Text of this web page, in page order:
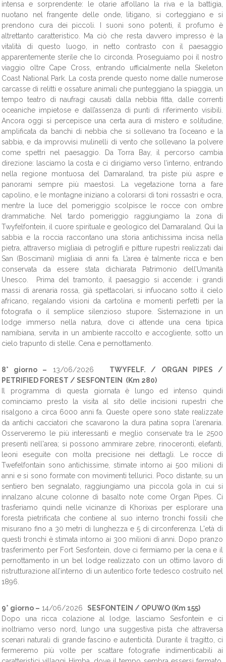
intensa e sorprendente: le otarie affollano la riva e la battigia,
nuotano nel frangente delle onde, litigano, si corteggiano e si
prendono cura dei piccoli. I suoni sono potenti, il profumo è
altrettanto caratteristico. Ma ciò che resta davvero impresso è la
vitalità di questo luogo, in netto contrasto con il paesaggio
apparentemente sterile che lo circonda. Proseguiamo poi il nostro
viaggio oltre Cape Cross, entrando ufficialmente nella Skeleton
Coast National Park. La costa prende questo nome dalle numerose
carcasse di relitti e ossature animali che punteggiano la spiaggia, un
tempo teatro di naufragi causati dalla nebbia fitta, dalle correnti
oceaniche impietose e dall’assenza di punti di riferimento visibili.
Ancora oggi si percepisce una certa aura di mistero e solitudine,
amplificata da banchi di nebbia che si sollevano tra l’oceano e la
sabbia, e da improvvisi mulinelli di vento che sollevano la polvere
come spettri nel paesaggio. Da Torra Bay, il percorso cambia
direzione: lasciamo la costa e ci dirigiamo verso l’interno, entrando
nella regione montuosa del Damaraland, tra piste più aspre e
panorami sempre più maestosi. La vegetazione torna a fare
capolino, e le montagne iniziano a colorarsi di toni rossastri e ocra,
mentre la luce del pomeriggio scolpisce le rocce con ombre
drammatiche. Nel tardo pomeriggio raggiungiamo la zona di
Twyfelfontein, il cuore spirituale e geologico del Damaraland. Qui la
sabbia e la roccia raccontano una storia antichissima incisa nella
pietra, attraverso migliaia di petroglifi e pitture rupestri realizzati dai
San (Boscimani) migliaia di anni fa. L’area è talmente ricca e ben
conservata da essere stata dichiarata Patrimonio dell’Umanità
Unesco. Prima del tramonto, il paesaggio si accende: i grandi
massi di arenaria rossa, già spettacolari, si infuocano sotto il cielo
africano, regalando visioni da cartolina e momenti perfetti per la
fotografia o il semplice silenzioso stupore. Sistemazione in un
lodge immerso nella natura, dove ci attende una cena tipica
namibiana, servita in un ambiente raccolto e accogliente, sotto un
cielo trapunto di stelle. Cena e pernottamento.
8° giorno – 13/06/2026
TWYFELF. / ORGAN PIPES /
PETRIFIED FOREST / SESFONTEIN (Km 280)
Il programma di questa giornata è lungo ed intenso quindi
cominciamo presto la visita al sito delle incisioni rupestri che
risalgono a circa 6000 anni fa. Queste opere sono state realizzate
da antichi cacciatori che scavarono la dura patina sopra l'arenaria.
Osserveremo le più interessanti e meglio conservate tra le 2500
presenti nell'area; si possono ammirare zebre, rinoceronti, elefanti,
leoni eseguite con molta precisione nei dettagli. Le rocce di
Twefelfontain sono antichissime, stimate intorno ai 500 milioni di
anni e si sono formate con movimenti tellurici. Poco distante, su un
sentiero ben segnalato, raggiungiamo una piccola gola in cui si
innalzano alcune colonne di basalto note come Organ Pipes. Ci
trasferiamo quindi nelle vicinanze di Khorixas per esplorare una
foresta pietrificata che contiene al suo interno tronchi fossili che
misurano fino a 30 metri di lunghezza e 5 di circonferenza. L'età di
questi tronchi è stimata intorno ai 300 milioni di anni. Dopo pranzo
trasferimento per Fort Sesfontein, dove ci fermiamo per la cena e il
pernottamento in un bel lodge realizzato con un ottimo lavoro di
ristrutturazione all’interno di un autentico forte tedesco costruito nel
1896.
9° giorno – 14/06/2026 SESFONTEIN / OPUWO (Km 155)
Dopo una ricca colazione al lodge, lasciamo Sesfontein e ci
inoltriamo verso nord, lungo una suggestiva pista che attraversa
scenari naturali di grande fascino e autenticità. Durante il tragitto, ci
fermeremo più volte per scattare fotografie indimenticabili ai